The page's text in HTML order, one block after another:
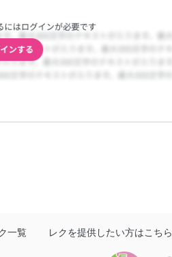
一覧 レクを提供したい方はこちら